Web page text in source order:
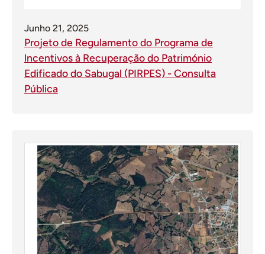
Junho 21, 2025
Projeto de Regulamento do Programa de
lncentivos à Recuperação do Património
Edificado do Sabugal (PIRPES) - Consulta
Pública